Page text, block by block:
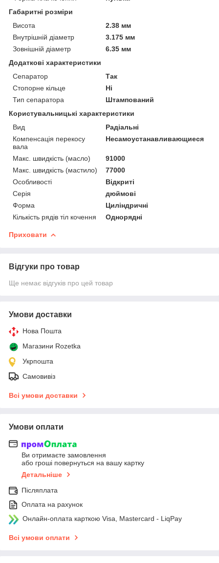
Габаритні розміри
Висота
2.38 мм
Внутрішній діаметр
3.175 мм
Зовнішній діаметр
6.35 мм
Додаткові характеристики
Сепаратор
Так
Стопорне кільце
Ні
Тип сепаратора
Штампований
Користувальницькі характеристики
Вид
Радіальні
Компенсація перекосу
вала
Несамоустанавливающиеся
Макс. швидкість (масло)
91000
Макс. швидкість (мастило)
77000
Особливості
Відкриті
Серія
дюймові
Форма
Циліндричні
Кількість рядів тіл кочення
Однорядні
Приховати
Відгуки про товар
Ще немає відгуків про цей товар
Умови доставки
Нова Пошта
Магазини Rozetka
Укрпошта
Самовивіз
Всі умови доставки
Умови оплати
Ви отримаєте замовлення
або гроші повернуться на вашу картку
Детальніше
Післяплата
Оплата на рахунок
Онлайн-оплата карткою Visa, Mastercard - LiqPay
Всі умови оплати